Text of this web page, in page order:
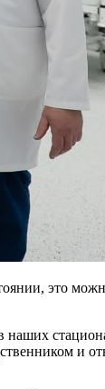
это
наших
и